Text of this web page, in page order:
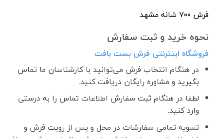
فرش ٧٠٠ شانه مشهد
نحوه خرید و ثبت سفارش
فروشگاه اینترنتی فرش بست بافت
در هنگام انتخاب فرش می‌توانید با کارشناسان ما تماس
بگیرید و مشاوره رایگان دریافت کنید.
لطفا در هنگام ثبت سفارش اطلاعات تماس را به درستی
وارد کنید.
تسویه تمامی سفارشات در محل و پس از رویت فرش و